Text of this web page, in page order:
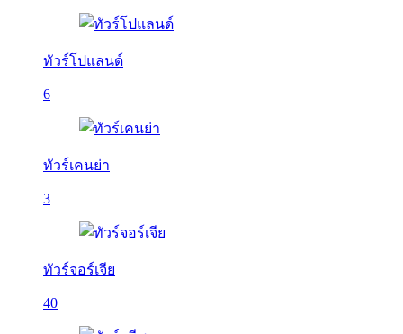
ทัวร์โปแลนด์
6
ทัวร์เคนย่า
3
ทัวร์จอร์เจีย
40